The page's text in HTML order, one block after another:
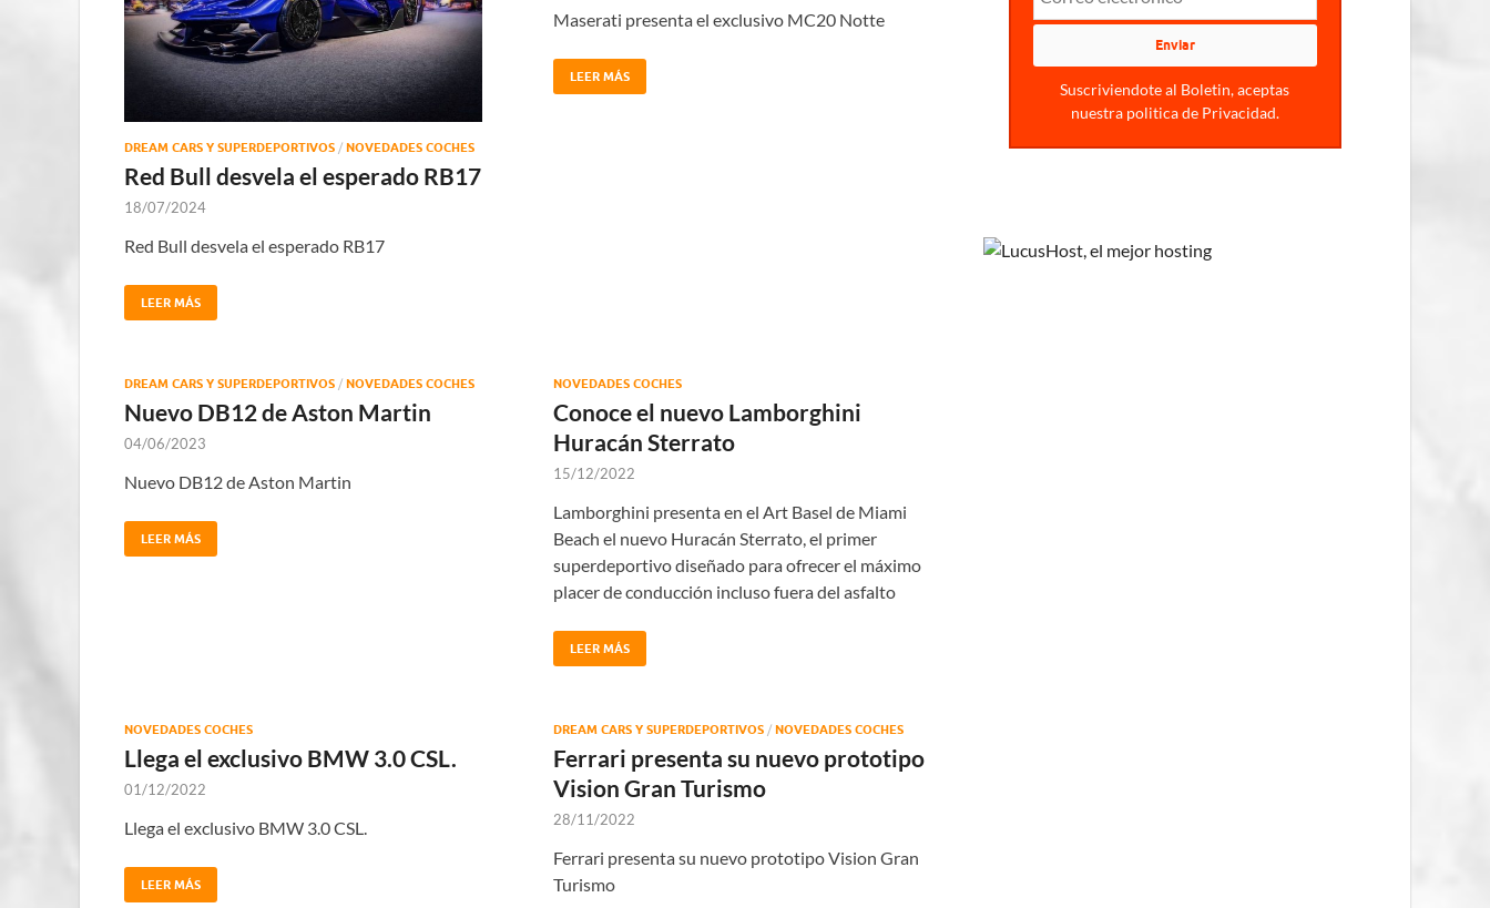
DREAM CARS Y SUPERDEPORTIVOS / NOVEDADES COCHES
Red Bull desvela el esperado RB17
18/07/2024
Red Bull desvela el esperado RB17
LEER MÁS
Maserati presenta el exclusivo MC20 Notte
LEER MÁS
DREAM CARS Y SUPERDEPORTIVOS / NOVEDADES COCHES
Nuevo DB12 de Aston Martin
04/06/2023
Nuevo DB12 de Aston Martin
LEER MÁS
NOVEDADES COCHES
Conoce el nuevo Lamborghini
Huracán Sterrato
15/12/2022
Lamborghini presenta en el Art Basel de Miami
Beach el nuevo Huracán Sterrato, el primer
superdeportivo diseñado para ofrecer el máximo
placer de conducción incluso fuera del asfalto
LEER MÁS
NOVEDADES COCHES
Llega el exclusivo BMW 3.0 CSL.
01/12/2022
Llega el exclusivo BMW 3.0 CSL.
LEER MÁS
DREAM CARS Y SUPERDEPORTIVOS / NOVEDADES COCHES
Ferrari presenta su nuevo prototipo
Vision Gran Turismo
28/11/2022
Ferrari presenta su nuevo prototipo Vision Gran
Turismo
Suscriviendote al Boletin, aceptas
nuestra politica de Privacidad.